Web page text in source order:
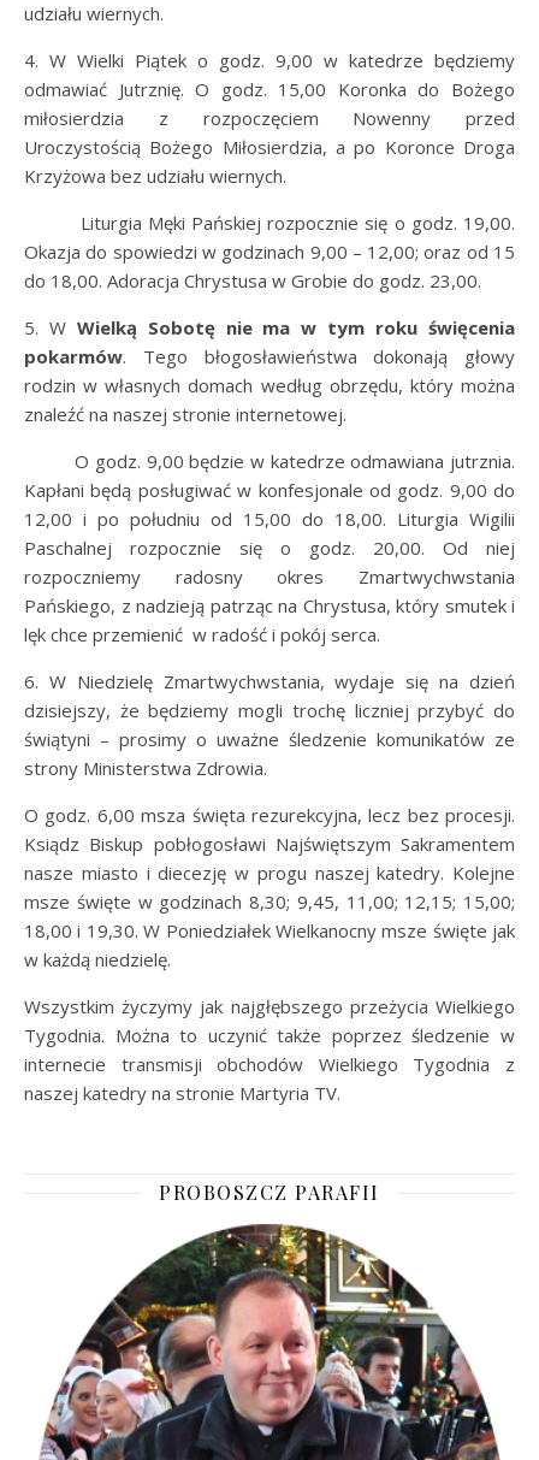
udziału wiernych.
4. W Wielki Piątek o godz. 9,00 w katedrze będziemy
odmawiać Jutrznię. O godz. 15,00 Koronka do Bożego
miłosierdzia z rozpoczęciem Nowenny przed
Uroczystością Bożego Miłosierdzia, a po Koronce Droga
Krzyżowa bez udziału wiernych.
Liturgia Męki Pańskiej rozpocznie się o godz. 19,00.
Okazja do spowiedzi w godzinach 9,00 – 12,00; oraz od 15
do 18,00. Adoracja Chrystusa w Grobie do godz. 23,00.
5. W Wielką Sobotę nie ma w tym roku święcenia
pokarmów. Tego błogosławieństwa dokonają głowy
rodzin w własnych domach według obrzędu, który można
znaleźć na naszej stronie internetowej.
O godz. 9,00 będzie w katedrze odmawiana jutrznia.
Kapłani będą posługiwać w konfesjonale od godz. 9,00 do
12,00 i po południu od 15,00 do 18,00. Liturgia Wigilii
Paschalnej rozpocznie się o godz. 20,00. Od niej
rozpoczniemy radosny okres Zmartwychwstania
Pańskiego, z nadzieją patrząc na Chrystusa, który smutek i
lęk chce przemienić w radość i pokój serca.
6. W Niedzielę Zmartwychwstania, wydaje się na dzień
dzisiejszy, że będziemy mogli trochę liczniej przybyć do
świątyni – prosimy o uważne śledzenie komunikatów ze
strony Ministerstwa Zdrowia.
O godz. 6,00 msza święta rezurekcyjna, lecz bez procesji.
Ksiądz Biskup pobłogosławi Najświętszym Sakramentem
nasze miasto i diecezję w progu naszej katedry. Kolejne
msze święte w godzinach 8,30; 9,45, 11,00; 12,15; 15,00;
18,00 i 19,30. W Poniedziałek Wielkanocny msze święte jak
w każdą niedzielę.
Wszystkim życzymy jak najgłębszego przeżycia Wielkiego
Tygodnia. Można to uczynić także poprzez śledzenie w
internecie transmisji obchodów Wielkiego Tygodnia z
naszej katedry na stronie Martyria TV.
PROBOSZCZ PARAFII